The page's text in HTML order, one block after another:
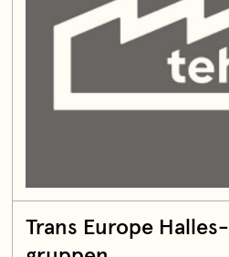
Trans Europe Halles-